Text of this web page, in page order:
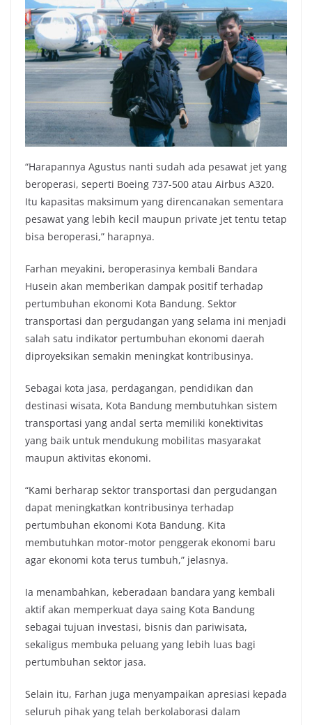
“Harapannya Agustus nanti sudah ada pesawat jet yang
beroperasi, seperti Boeing 737-500 atau Airbus A320.
Itu kapasitas maksimum yang direncanakan sementara
pesawat yang lebih kecil maupun private jet tentu tetap
bisa beroperasi,” harapnya.
Farhan meyakini, beroperasinya kembali Bandara
Husein akan memberikan dampak positif terhadap
pertumbuhan ekonomi Kota Bandung. Sektor
transportasi dan pergudangan yang selama ini menjadi
salah satu indikator pertumbuhan ekonomi daerah
diproyeksikan semakin meningkat kontribusinya.
Sebagai kota jasa, perdagangan, pendidikan dan
destinasi wisata, Kota Bandung membutuhkan sistem
transportasi yang andal serta memiliki konektivitas
yang baik untuk mendukung mobilitas masyarakat
maupun aktivitas ekonomi.
“Kami berharap sektor transportasi dan pergudangan
dapat meningkatkan kontribusinya terhadap
pertumbuhan ekonomi Kota Bandung. Kita
membutuhkan motor-motor penggerak ekonomi baru
agar ekonomi kota terus tumbuh,” jelasnya.
Ia menambahkan, keberadaan bandara yang kembali
aktif akan memperkuat daya saing Kota Bandung
sebagai tujuan investasi, bisnis dan pariwisata,
sekaligus membuka peluang yang lebih luas bagi
pertumbuhan sektor jasa.
Selain itu, Farhan juga menyampaikan apresiasi kepada
seluruh pihak yang telah berkolaborasi dalam